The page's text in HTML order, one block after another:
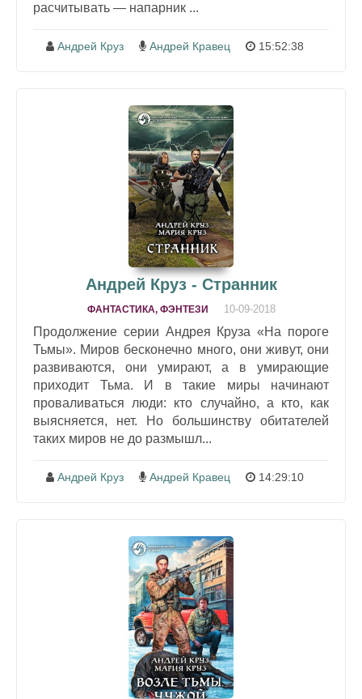
расчитывать — напарник ...
Андрей Круз Андрей Кравец 15:52:38
Андрей Круз - Странник
ФАНТАСТИКА, ФЭНТЕЗИ 10-09-2018
Продолжение серии Андрея Круза «На пороге
Тьмы». Миров бесконечно много, они живут, они
развиваются, они умирают, а в умирающие
приходит Тьма. И в такие миры начинают
проваливаться люди: кто случайно, а кто, как
выясняется, нет. Но большинству обитателей
таких миров не до размышл...
Андрей Круз Андрей Кравец 14:29:10